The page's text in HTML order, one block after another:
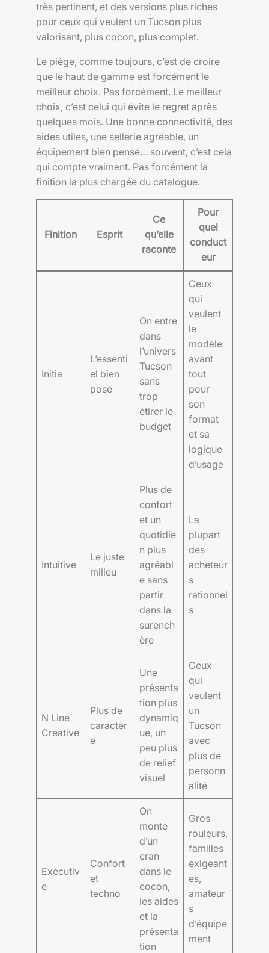
très pertinent, et des versions plus riches
pour ceux qui veulent un Tucson plus
valorisant, plus cocon, plus complet.
Le piège, comme toujours, c’est de croire
que le haut de gamme est forcément le
meilleur choix. Pas forcément. Le meilleur
choix, c’est celui qui évite le regret après
quelques mois. Une bonne connectivité, des
aides utiles, une sellerie agréable, un
équipement bien pensé… souvent, c’est cela
qui compte vraiment. Pas forcément la
finition la plus chargée du catalogue.
Finition Esprit
Ce
qu’elle
raconte
Pour
quel
conduct
eur
Initia
L’essenti
el bien
posé
On entre
dans
l’univers
Tucson
sans
trop
étirer le
budget
Ceux
qui
veulent
le
modèle
avant
tout
pour
son
format
et sa
logique
d’usage
Intuitive
Le juste
milieu
Plus de
confort
et un
quotidie
n plus
agréabl
e sans
partir
dans la
surench
ère
La
plupart
des
acheteur
s
rationnel
s
N Line
Creative
Plus de
caractèr
e
Une
présenta
tion plus
dynamiq
ue, un
peu plus
de relief
visuel
Ceux
qui
veulent
un
Tucson
avec
plus de
personn
alité
Executiv
e
Confort
et
techno
On
monte
d’un
cran
dans le
cocon,
les aides
et la
présenta
tion
Gros
rouleurs,
familles
exigeant
es,
amateur
s
d’équipe
ment